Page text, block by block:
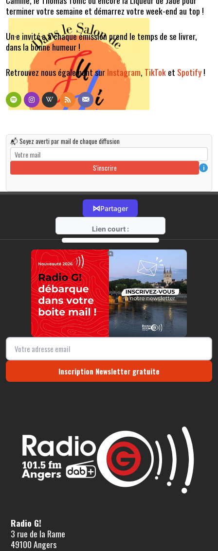
terminer votre semaine et démarrez votre week-end au top !
Un·e invité·e à chaque émission prend le temps de se livrer,
dans la bonne humeur !
Retrouvez nous également surInstagram, TikToket Spotify!
📬 Soyez averti par mail de chaque diffusion
S'inscrire i
⋈Partager
Lien court :
https://radio-g.fr?r204
⧉
Inscription Newsletter gratuite
Radio G!
3 rue de la Rame
49100 Angers